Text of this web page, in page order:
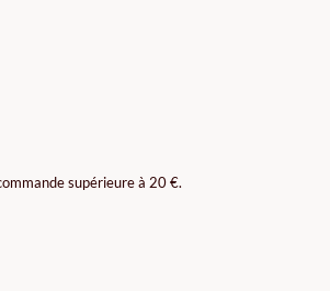
supérieure à 20 €.